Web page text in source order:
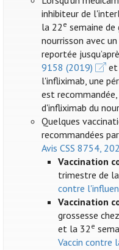
inhibiteur de
la 22 e semaine de
nourrisson avec
reportée
9158 (2019)
et
l'infliximab, une
est
d'infliximab du
Quelques
recommandées
Avis CSS 8754,
Vaccination
trimestre de
contre
Vaccination
grossesse
et la 32 e
Vaccin contre